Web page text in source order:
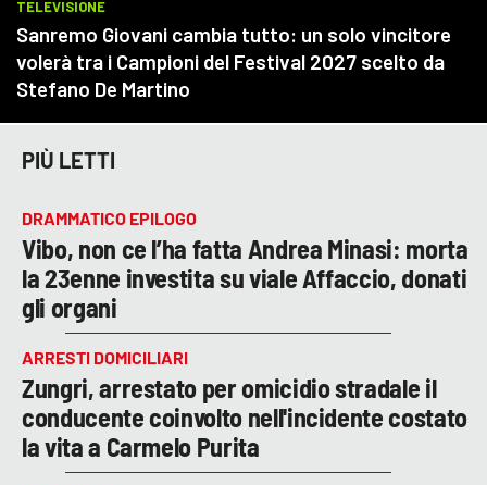
PIÙ LETTI
DRAMMATICO EPILOGO
Vibo, non ce l’ha fatta Andrea Minasi: morta
la 23enne investita su viale Affaccio, donati
gli organi
ARRESTI DOMICILIARI
Zungri, arrestato per omicidio stradale il
conducente coinvolto nell'incidente costato
la vita a Carmelo Purita